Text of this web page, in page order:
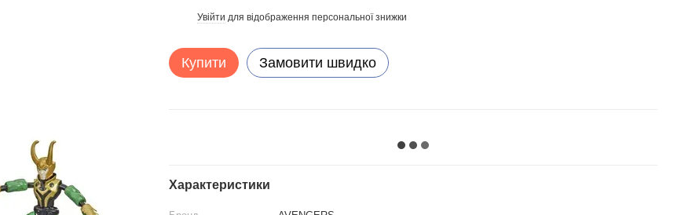
Увійти для відображення персональної знижки
Купити Замовити швидко
Характеристики